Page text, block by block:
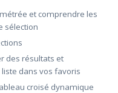
et comprendre les
sélection
des résultats et
dans vos favoris
croisé dynamique